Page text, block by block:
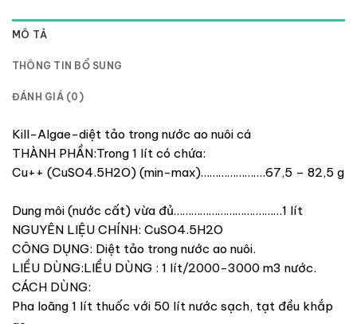
MÔ TẢ
THÔNG TIN BỔ SUNG
ĐÁNH GIÁ (0)
Kill-Algae-diệt tảo trong nước ao nuôi cá
THÀNH PHẦN:Trong 1 lít có chứa:
Cu++ (CuSO4.5H2O) (min-max)………………….67,5 – 82,5 g
Dung môi (nước cất) vừa đủ………………………….……1 lít
NGUYÊN LIỆU CHÍNH: CuSO4.5H2O
CÔNG DỤNG: Diệt tảo trong nước ao nuôi.
LIỀU DÙNG:LIỀU DÙNG : 1 lít/2000-3000 m3 nước.
CÁCH DÙNG:
Pha loãng 1 lít thuốc với 50 lít nước sạch, tạt đều khắp